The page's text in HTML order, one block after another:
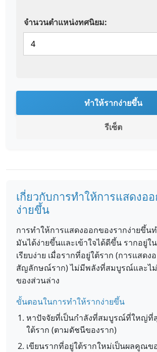
จำนวนตำแหน่งทศนิยม:
ทำให้รากง่ายขึ้น
รีเซ็ต
เกี่ยวกับการทำให้การแสดงอ
ง่ายขึ้น
การทำให้การแสดงออกของรากง่ายขึ้น
มันได้ง่ายขึ้นและเข้าใจได้ดีขึ้น รากอยู่
เรียบง่าย เมื่อรากที่อยู่ใต้ราก (การแสดง
สัญลักษณ์ราก) ไม่มีพลังที่สมบูรณ์และไ
ของส่วนล่าง
ขั้นตอนในการทำให้รากง่ายขึ้น
หาปัจจัยที่เป็นกำลังที่สมบูรณ์ที่ใหญ่ที่
ใต้ราก (ตามดัชนีของราก)
เขียนรากที่อยู่ใต้รากใหม่เป็นผลคูณข